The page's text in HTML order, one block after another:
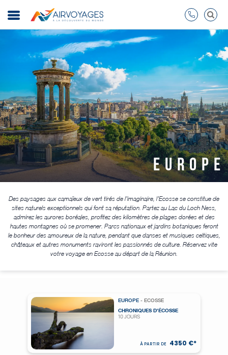
EUROPE
Des paysages aux camaïeux de vert tirés de l’imaginaire, l’Ecosse se constitue de
sites naturels exceptionnels qui font sa réputation. Partez au Lac du Loch Ness,
admirez les aurores boréales, profitez des kilomètres de plages dorées et des
hautes montagnes où se promener. Parcs nationaux et jardins botaniques feront
le bonheur des amoureux de la nature, pendant que danses et musiques celtiques,
châteaux et autres monuments raviront les passionnés de culture. Réservez vite
votre voyage en Ecosse au départ de la Réunion.
EUROPE - ECOSSE
CHRONIQUES D'ÉCOSSE
10 JOURS
À PARTIR DE 4350 €*